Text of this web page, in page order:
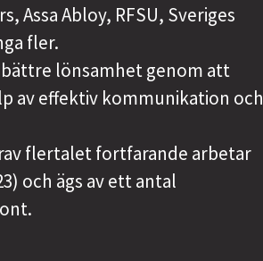
Assa Abloy, RFSU, Sveriges
fler.
lönsamhet genom att
av effektiv kommunikation och
flertalet fortfarande arbetar
och ägs av ett antal